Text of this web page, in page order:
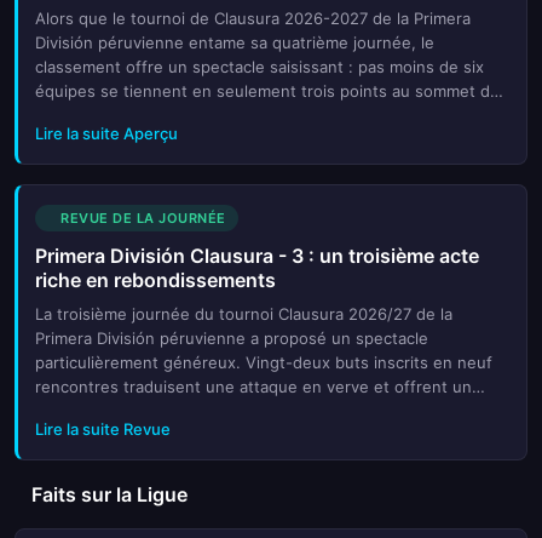
Alors que le tournoi de Clausura 2026-2027 de la Primera
División péruvienne entame sa quatrième journée, le
classement offre un spectacle saisissant : pas moins de six
équipes se tiennent en seulement trois points au sommet du
sept unité...
Lire la suite Aperçu
REVUE DE LA JOURNÉE
Primera División Clausura - 3 : un troisième acte
riche en rebondissements
La troisième journée du tournoi Clausura 2026/27 de la
Primera División péruvienne a proposé un spectacle
particulièrement généreux. Vingt-deux buts inscrits en neuf
rencontres traduisent une attaque en verve et offrent un
parieurs ayan...
Lire la suite Revue
Faits sur la Ligue